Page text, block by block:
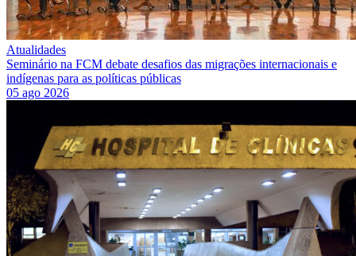
Atualidades
Seminário na FCM debate desafios das migrações internacionais e
indígenas para as políticas públicas
05 ago 2026